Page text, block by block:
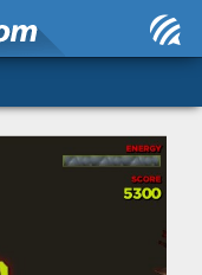
Ana Sayfa
Bilmeceler